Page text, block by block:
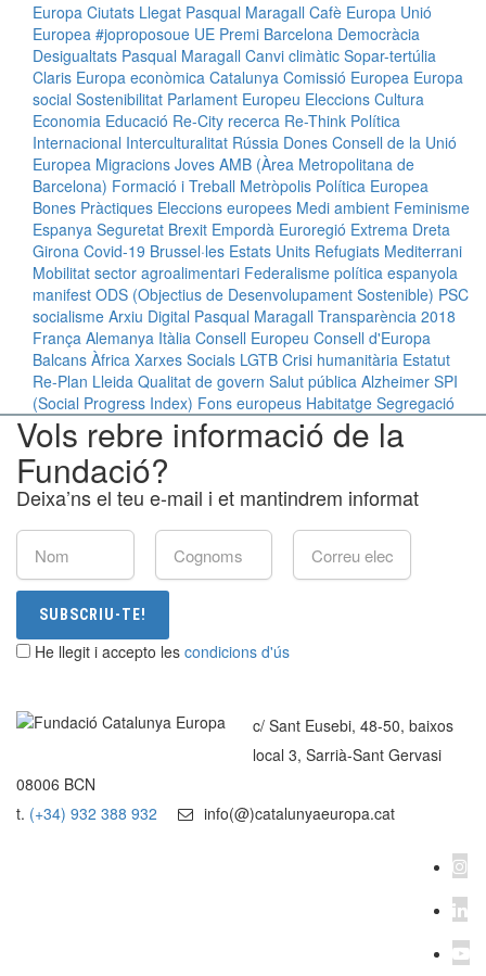
Europa Ciutats Llegat Pasqual Maragall Cafè Europa Unió
Europea #joproposoue UE Premi Barcelona Democràcia
Desigualtats Pasqual Maragall Canvi climàtic Sopar-tertúlia
Claris Europa econòmica Catalunya Comissió Europea Europa
social Sostenibilitat Parlament Europeu Eleccions Cultura
Economia Educació Re-City recerca Re-Think Política
Internacional Interculturalitat Rússia Dones Consell de la Unió
Europea Migracions Joves AMB (Àrea Metropolitana de
Barcelona) Formació i Treball Metròpolis Política Europea
Bones Pràctiques Eleccions europees Medi ambient Feminisme
Espanya Seguretat Brexit Empordà Euroregió Extrema Dreta
Girona Covid-19 Brussel·les Estats Units Refugiats Mediterrani
Mobilitat sector agroalimentari Federalisme política espanyola
manifest ODS (Objectius de Desenvolupament Sostenible) PSC
socialisme Arxiu Digital Pasqual Maragall Transparència 2018
França Alemanya Itàlia Consell Europeu Consell d'Europa
Balcans Àfrica Xarxes Socials LGTB Crisi humanitària Estatut
Re-Plan Lleida Qualitat de govern Salut pública Alzheimer SPI
(Social Progress Index) Fons europeus Habitatge Segregació
Vols rebre informació de la
Fundació?
Deixa’ns el teu e-mail i et mantindrem informat
SUBSCRIU-TE!
He llegit i accepto les condicions d'ús
c/ Sant Eusebi, 48-50, baixos
local 3, Sarrià-Sant Gervasi
08006 BCN
t. (+34) 932 388 932 info(@)catalunyaeuropa.cat